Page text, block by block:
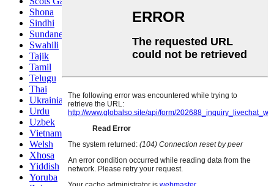
Shona
Sindhi
Sundanese
Swahili
Tajik
Tamil
Telugu
Thai
Ukrainian
Urdu
Uzbek
Vietnamese
Welsh
Xhosa
Yiddish
Yoruba